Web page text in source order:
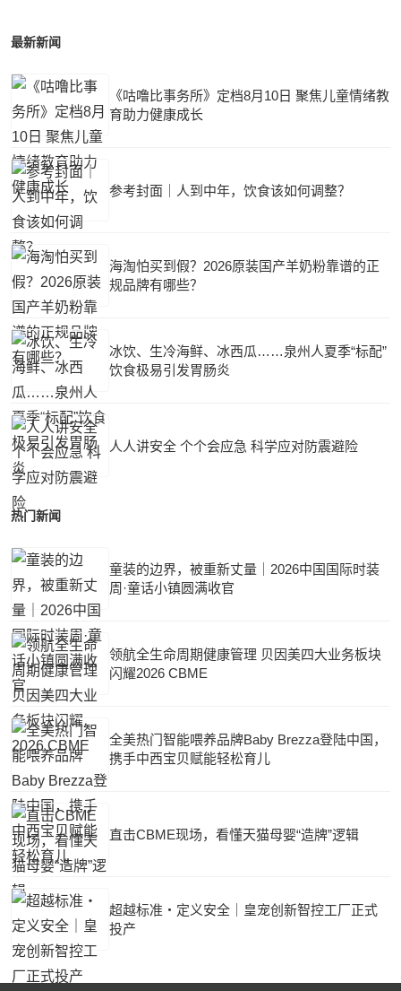
最新新闻
《咕噜比事务所》定档8月10日 聚焦儿童情绪教
育助力健康成长
参考封面｜人到中年，饮食该如何调整？
海淘怕买到假？2026原装国产羊奶粉靠谱的正
规品牌有哪些？
冰饮、生冷海鲜、冰西瓜……泉州人夏季“标配”
饮食极易引发胃肠炎
人人讲安全 个个会应急 科学应对防震避险
热门新闻
童装的边界，被重新丈量｜2026中国国际时装
周·童话小镇圆满收官
领航全生命周期健康管理 贝因美四大业务板块
闪耀2026 CBME
全美热门智能喂养品牌Baby Brezza登陆中国，
携手中西宝贝赋能轻松育儿
直击CBME现场，看懂天猫母婴“造牌”逻辑
超越标准・定义安全｜皇宠创新智控工厂正式
投产